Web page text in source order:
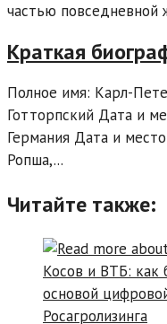
частью повседневной
Краткая
Полное имя: Карл-
Готторпский Дата и
Германия Дата и
Ропша,...
Читайте также: